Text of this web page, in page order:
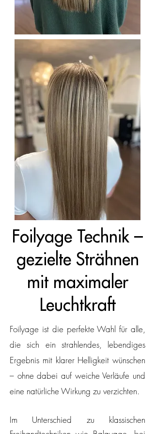
Foilyage Technik –
gezielte Strähnen
mit maximaler
Leuchtkraft
Foilyage ist die perfekte Wahl für alle,
die sich ein strahlendes, lebendiges
Ergebnis mit klarer Helligkeit wünschen
– ohne dabei auf weiche Verläufe und
eine natürliche Wirkung zu verzichten.
Im Unterschied zu klassischen